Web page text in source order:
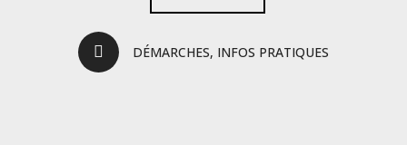
DÉMARCHES, INFOS PRATIQUES